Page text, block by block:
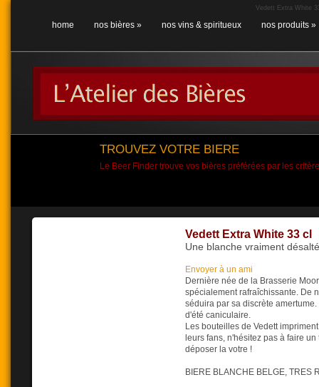
Vedett Extra White
home nos bières » nos vins & spiritueux nos produits »
TROUVEZ VOTRE BIERE
Le Beer Finder trouve vos bières préférées par les
Vedett Extra White 33 cl
Une blanche vraiment
Envoyer à un ami
Dernière née de la Brasserie
spécialement rafraîchissante. De
séduira par sa discrète
d'été caniculaire.
Les bouteilles de Vedett
leurs fans, n'hésitez pas à faire
déposer la votre !
BIERE BLANCHE BELGE, TRES